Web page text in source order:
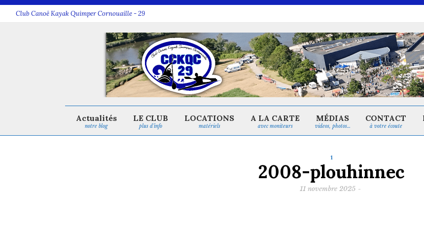
Club Canoë Kayak Quimper Cornouaille - 29
notre blog
Actualités
plus d’info
LE CLUB
matériels
LOCATIONS
avec moniteurs
A LA CARTE
videos, photos…
MÉDIAS
à votre écoute
CONTACT
1
2008-plouhinnec
11 novembre 2025 -